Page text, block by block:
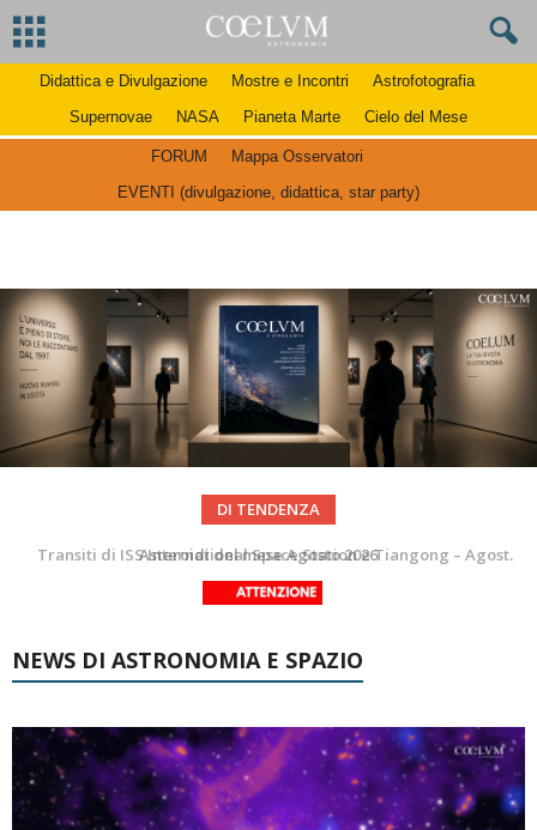
Didattica e Divulgazione Mostre e Incontri
Astrofotografia
Supernovae
NASA Pianeta Marte Cielo del Mese
FORUM
Mappa Osservatori
EVENTI (divulgazione, didattica, star party)
DI TENDENZA
Transiti di ISS International Space Station e Tiangong – Agosto 2026
La Luna del Mese – Agosto 2026
NEWS DI ASTRONOMIA E SPAZIO